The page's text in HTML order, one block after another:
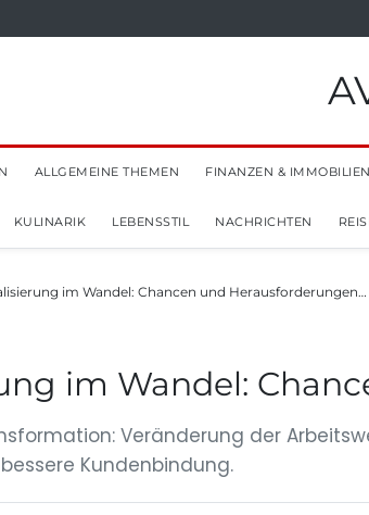
ALLGEMEINE THEMEN FINANZEN & IMMOBILIEN
KULINARIK LEBENSSTIL NACHRICHTEN
im Wandel: Chancen und Herausforderungen…
im Wandel:
Veränderung der
Kundenbindung.